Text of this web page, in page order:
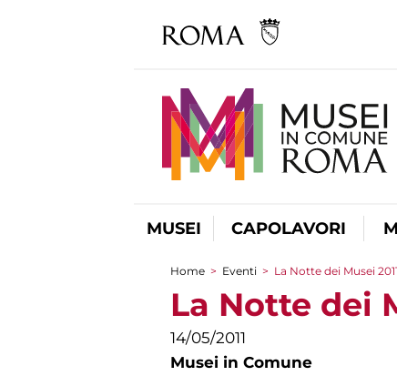
MUSEI CAPOLAVORI
Tu sei qui
Home > Eventi > La Notte dei Musei
La Notte dei
14/05/2011
Musei in Comune